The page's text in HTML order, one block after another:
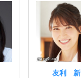
友利 新